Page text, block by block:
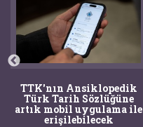
TTK'nın Ansiklopedik
Türk Tarih Sözlüğüne
artık mobil uygulama ile
erişilebilecek